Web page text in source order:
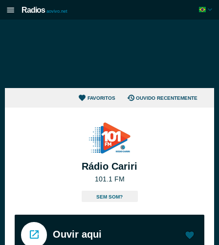
Radios aovivo.net
FAVORITOS OUVIDO RECENTEMENTE
Rádio Cariri
101.1 FM
SEM SOM?
Ouvir aqui